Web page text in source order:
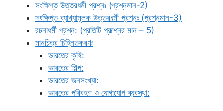
সংক্ষিপ্ত উত্তরধর্মী প্রশ্নঃ (প্রশ্নমান-2)
সংক্ষিপ্ত ব্যাখ্যামূলক উত্তরধর্মী প্রশ্নঃ (প্রশ্নমান-3)
রচনাধর্মী প্রশ্ন: (প্রতিটি প্রশ্নের মান – 5)
মানচিত্র চিহ্নিতকরণঃ
ভারতের কৃষি:
ভারতের শিল্প:
ভারতের জনসংখ্যা:
ভারতের পরিবহণ ও যোগাযোগ ব্যবস্থা: